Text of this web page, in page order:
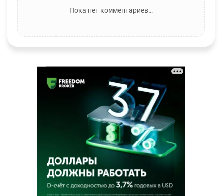
Пока нет комментариев…